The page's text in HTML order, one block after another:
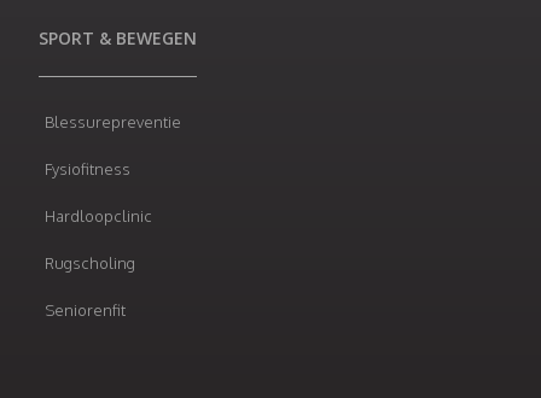
SPORT & BEWEGEN
Blessurepreventie
Fysiofitness
Hardloopclinic
Rugscholing
Seniorenfit